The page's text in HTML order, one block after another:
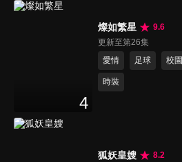
4
燦如繁星
9.6
更新至第26集
愛情
足球 校園
時裝
狐妖皇嫂
8.2